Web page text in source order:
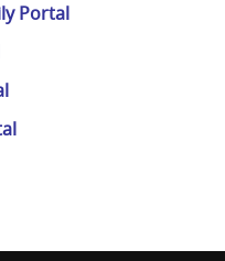
Portal